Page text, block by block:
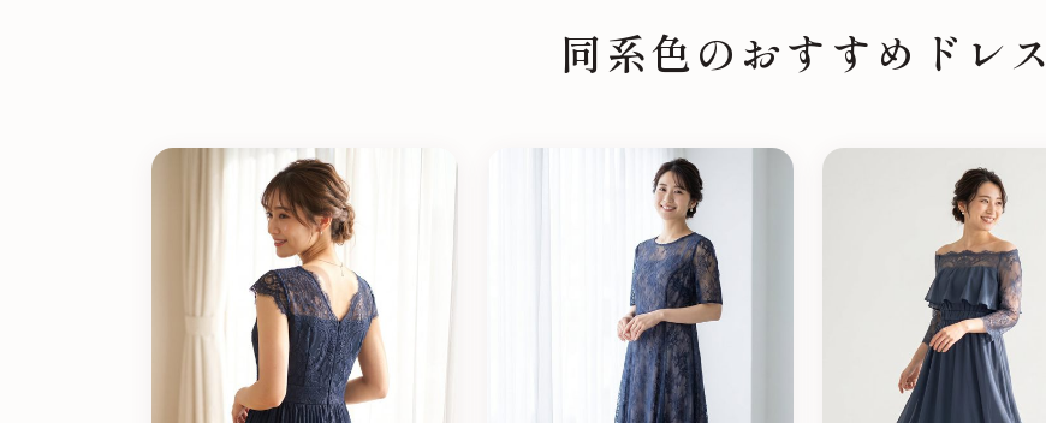
同系色のおすすめドレス